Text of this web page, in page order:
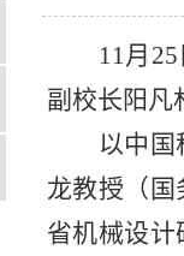
11月
副校长阳凡
以中
龙教授（
省机械设